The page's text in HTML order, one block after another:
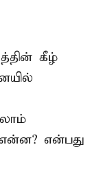
கீழ்
என்பது